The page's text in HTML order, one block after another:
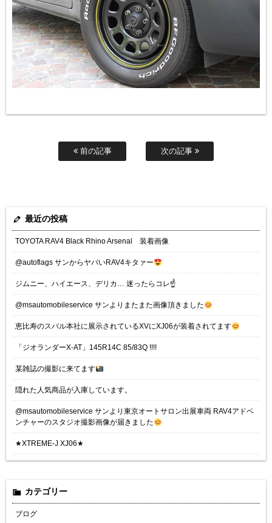
前の記事 次の記事
最近の投稿
TOYOTA RAV4 Black Rhino Arsenal 装着画像
@autoflags サンからヤバいRAV4キタァー
ジムニー、ハイエース、デリカ… 迷ったらコレ☝️
@msautomobileservice サンよりまたまた画像頂きました
恵比寿のスバル本社に展示されているXVにXJ06が装着されてます
「ジオランダーX-AT」145R14C 85/83Q !!!!
某雑誌の撮影に来てます
隠れた人気商品が入庫しています。
@msautomobileservice サンより東京オートサロン出展車両 RAV4アドベ
ンチャーのスタジオ撮影画像が届きました
★XTREME-J XJ06★
カテゴリー
ブログ